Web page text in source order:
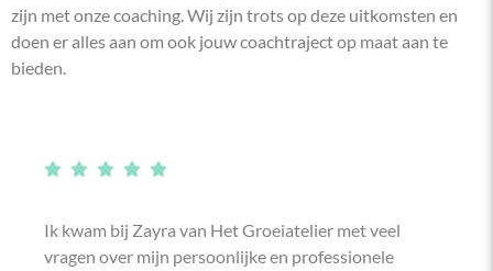
zijn met onze coaching. Wij zijn trots op deze uitkomsten en
doen er alles aan om ook jouw coachtraject op maat aan te
bieden.
Ik kwam bij Zayra van Het Groeiatelier met veel
vragen over mijn persoonlijke en professionele